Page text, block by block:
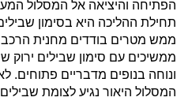
תחילת ההליכה היא בסימון
ממש מטרים בודדים מחנית
ממשיכים עם סימון שבילים ירוק
המסלול היאור נגיע לצומת